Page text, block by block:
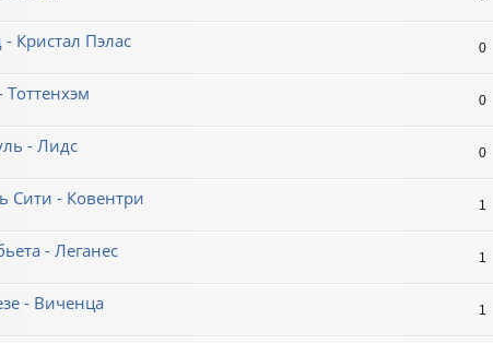
Кристал Пэлас 0
0
- Лидс 0
Сити - Ковентри 1
- Леганес 1
- Виченца 1